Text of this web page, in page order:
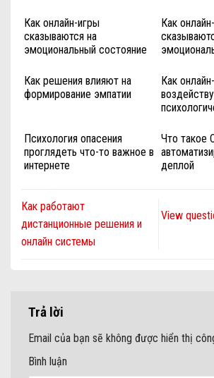
Как онлайн-игры
сказываются на
эмоциональный состояние
Как
Как решения влияют на
формирование эмпатии
Как
Психология опасения
проглядеть что-то важное в
интернете
Что такое
деплой
Как работают
дистанционные решения и
онлайн системы
View
Trả lời
Email của bạn sẽ không được hiển thị
Bình luận